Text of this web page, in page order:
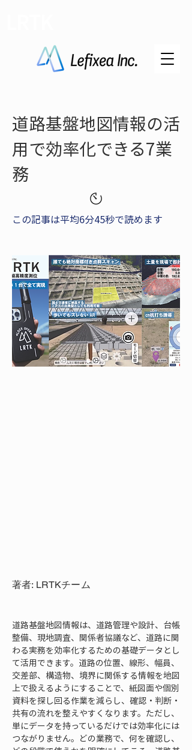
道路基盤地図情報の活
用で効率化できる7業
務
この記事は平均6分45秒で読めます
著者: LRTKチーム
道路基盤地図情報は、道路管理や設計、台帳
整備、現地調査、関係者協議など、道路に関
わる実務を効率化するための基礎データとし
て活用できます。道路の位置、線形、幅員、
交差部、構造物、境界に関係する情報を地図
上で扱えるようにすることで、紙図面や個別
資料を探し回る作業を減らし、確認・判断・
共有の流れを整えやすくなります。ただし、
単にデータを持っているだけでは効率化には
つながりません。どの業務で、何を確認し、